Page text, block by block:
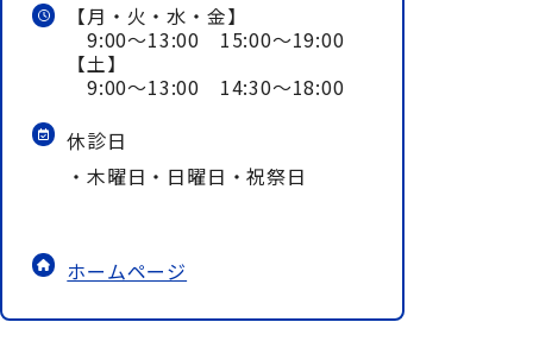
【月・火・水・金】
9:00～13:00 15:00～19:00
【土】
9:00～13:00 14:30～18:00
休診日
・木曜日・日曜日・祝祭日
ホームページ